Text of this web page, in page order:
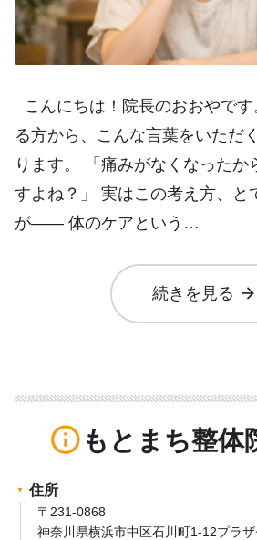
こんにちは！院長のおおやで
る方から、こんな言葉をいただ
ります。 「痛みがなくなったか
すよね？」 実はこの考え方、と
が―― 体のケアという…
続きを見る arrow_forward
info_outline もとまち整体
住所
〒231-0868
神奈川県横浜市中区石川町1-12プラ